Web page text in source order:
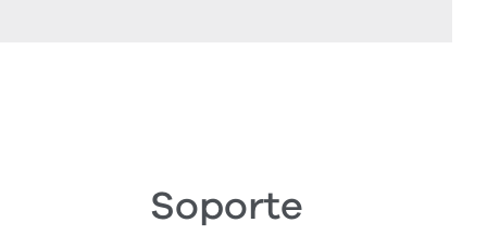
Soporte